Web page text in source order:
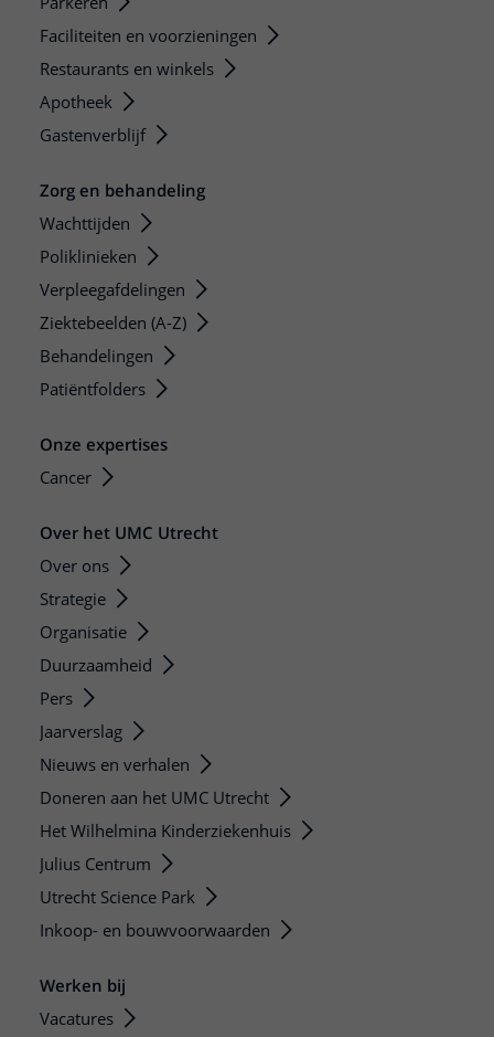
Faciliteiten en voorzieningen
Restaurants en winkels
Apotheek
Gastenverblijf
Zorg en behandeling
Wachttijden
Poliklinieken
Verpleegafdelingen
Ziektebeelden (A-Z)
Behandelingen
Patiëntfolders
Onze expertises
Cancer
Over het UMC Utrecht
Over ons
Strategie
Organisatie
Duurzaamheid
Pers
Jaarverslag
Nieuws en verhalen
Doneren aan het UMC Utrecht
Het Wilhelmina Kinderziekenhuis
Julius Centrum
Utrecht Science Park
Inkoop- en bouwvoorwaarden
Werken bij
Vacatures